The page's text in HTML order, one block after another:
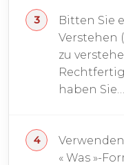
Bitten Sie
Verstehen
zu
haben
« Was »-